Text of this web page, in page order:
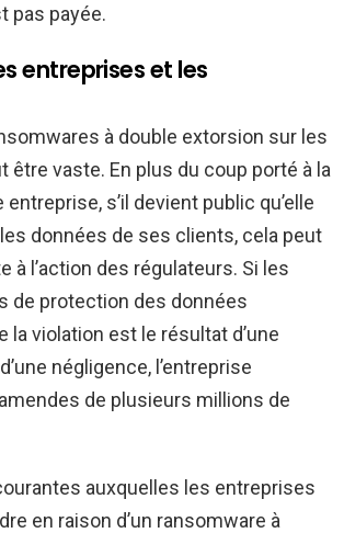
pas payée.
entreprises et les
à double extorsion sur les
être vaste. En plus du coup porté à la
entreprise, s’il devient public qu’elle
les données de ses clients, cela peut
à l’action des régulateurs. Si les
de protection des données
la violation est le résultat d’une
négligence, l’entreprise
de plusieurs millions de
auxquelles les entreprises
en raison d’un ransomware à